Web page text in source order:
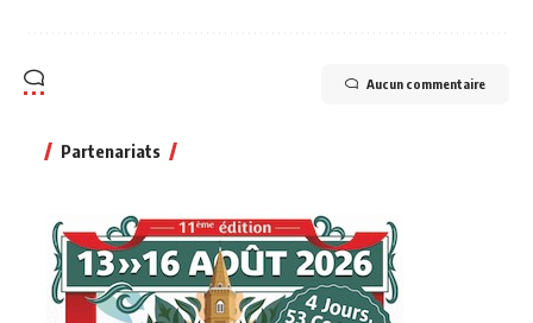
Aucun commentaire
Partenariats